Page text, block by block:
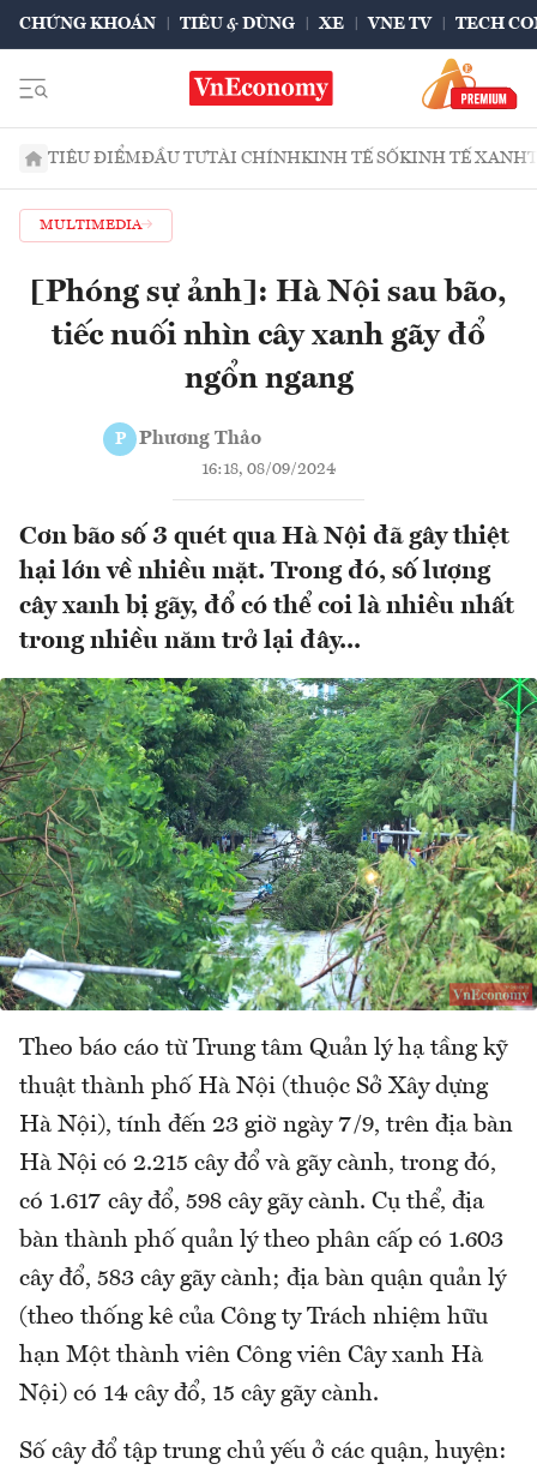
CHỨNG KHOÁN TIÊU & DÙNG XE VNE TV TECH
TIÊU ĐIỂMĐẦU TƯTÀI CHÍNHKINH TẾ SỐKINH TẾ XANH
MULTIMEDIA
[Phóng sự ảnh]: Hà Nội sau bão,
tiếc nuối nhìn cây xanh gãy đổ
ngổn ngang
P Phương Thảo
16:18, 08/09/2024
Cơn bão số 3 quét qua Hà Nội đã gây thiệt
hại lớn về nhiều mặt. Trong đó, số lượng
cây xanh bị gãy, đổ có thể coi là nhiều nhất
trong nhiều năm trở lại đây...
Theo báo cáo từ Trung tâm Quản lý hạ tầng kỹ
thuật thành phố Hà Nội (thuộc Sở Xây dựng
Hà Nội), tính đến 23 giờ ngày 7/9, trên địa bàn
Hà Nội có 2.215 cây đổ và gãy cành, trong đó,
có 1.617 cây đổ, 598 cây gãy cành. Cụ thể, địa
bàn thành phố quản lý theo phân cấp có 1.603
cây đổ, 583 cây gãy cành; địa bàn quận quản lý
(theo thống kê của Công ty Trách nhiệm hữu
hạn Một thành viên Công viên Cây xanh Hà
Nội) có 14 cây đổ, 15 cây gãy cành.
Số cây đổ tập trung chủ yếu ở các quận, huyện: